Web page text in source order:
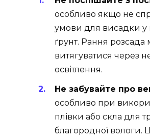
особливо якщо не
умови для висадки у
ґрунт. Рання розсада
витягуватися через
освітлення.
Не забувайте про
особливо при
плівки або скла для
благородної вологи.